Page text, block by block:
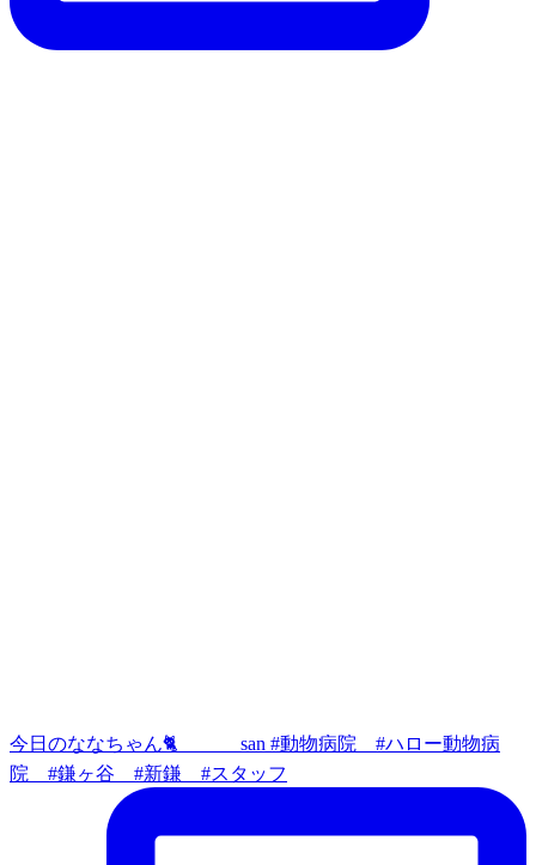
今日のななちゃん🐈 san #動物病院 #ハロー動物病
院 #鎌ヶ谷 #新鎌 #スタッフ